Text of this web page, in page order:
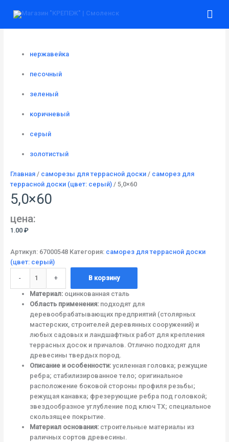
нержавейка
песочный
зеленый
коричневый
серый
золотистый
Главная/ саморезы для террасной доски/ саморез для
террасной доски (цвет: серый)/ 5,0×60
5,0×60
цена:
1.00 ₽
Артикул: 67000548 Категория: саморез для террасной доски
(цвет: серый)
-
товара
+ В корзину
Материал:оцинкованная сталь
Область применения:подходят для
деревообрабатывающих предприятий (столярных
мастерских, строителей деревянных сооружений) и
любых садовых и ландшафтных работ для крепления
террасных досок и причалов. Отлично подходят для
древесины твердых пород.
Описание и особенности:усиленная головка; режущие
ребра; стабилизированное тело; оригинальное
расположение боковой стороны профиля резьбы;
режущая канавка; фрезерующие ребра под головкой;
звездообразное углубление под ключ TX; специальное
скользящее покрытие.
Материал основания:строительные материалы из
раличных сортов древесины.